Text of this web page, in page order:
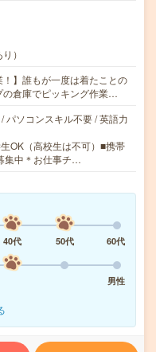
）
！】誰もが一度は着たことの
の倉庫でピッキング作業…
パソコンスキル不要 / 英語力
OK（高校生は不可）■携帯
集中＊お仕事チ…
40代 50代
60代
男性